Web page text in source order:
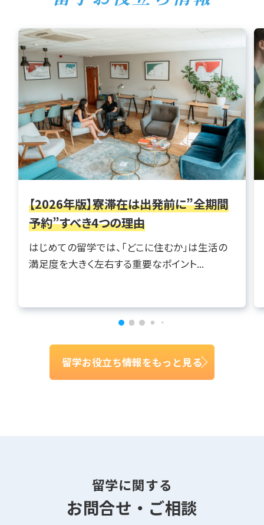
【2026年版】寮滞在は出発前に”全期間
予約”すべき4つの理由
はじめての留学では、「どこに住むか」は生活の
満足度を大きく左右する重要なポイント...
留学お役立ち情報をもっと見る
留学に関する
お問合せ・ご相談